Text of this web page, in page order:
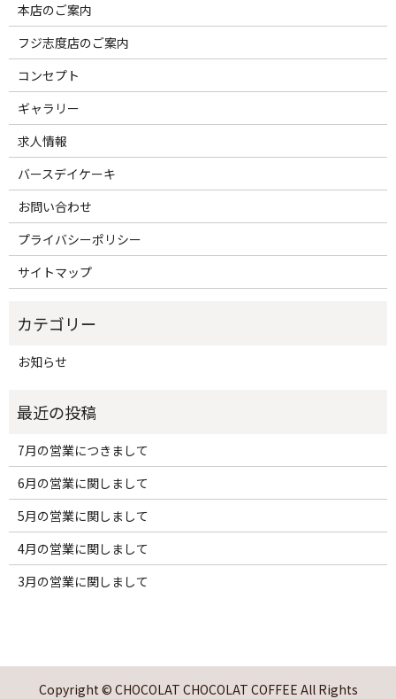
本店のご案内
フジ志度店のご案内
コンセプト
ギャラリー
求人情報
バースデイケーキ
お問い合わせ
プライバシーポリシー
サイトマップ
お知らせ
7月の営業につきまして
6月の営業に関しまして
5月の営業に関しまして
4月の営業に関しまして
3月の営業に関しまして
Copyright © CHOCOLAT CHOCOLAT COFFEE All Rights